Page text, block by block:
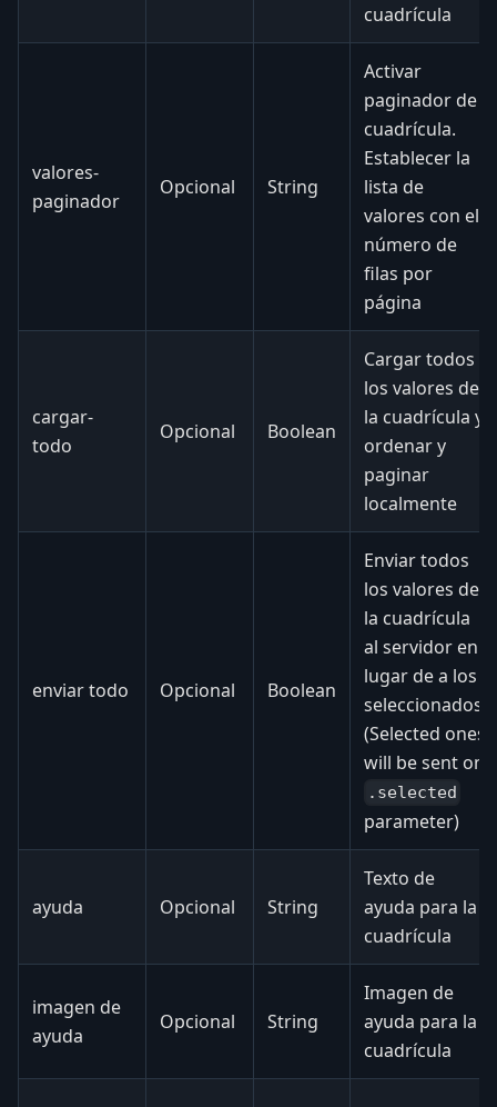
cuadrícula
valores-
paginador
Opcional String
Activar
paginador de
cuadrícula.
Establecer la
lista de
valores con el
número de
filas por
página
cargar-
todo
Opcional Boolean
Cargar todos
los valores de
la cuadrícula y
ordenar y
paginar
localmente
enviar todo Opcional Boolean
Enviar todos
los valores de
la cuadrícula
al servidor en
lugar de a los
seleccionados.
(Selected ones
will be sent on
.selected
parameter)
ayuda Opcional String
Texto de
ayuda para la
cuadrícula
imagen de
ayuda
Opcional String
Imagen de
ayuda para la
cuadrícula